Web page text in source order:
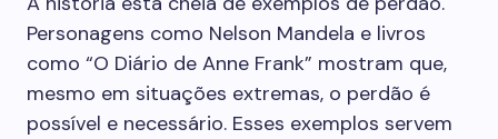
Personagens como Nelson Mandela e livros
como “O Diário de Anne Frank” mostram que,
mesmo em situações extremas, o perdão é
possível e necessário. Esses exemplos servem